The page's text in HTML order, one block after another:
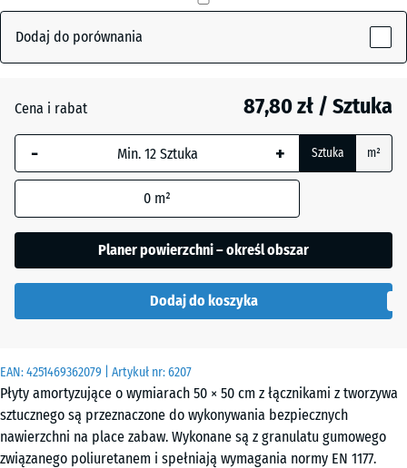
EAN:4251469362079 | Artykuł nr:6207
Płyty amortyzujące o wymiarach 50 × 50 cm z łącznikami z tworzywa
sztucznego są przeznaczone do wykonywania bezpiecznych
nawierzchni na place zabaw. Wykonane są z granulatu gumowego
związanego poliuretanem i spełniają wymagania normy EN 1177.
Zielony
trawiasty(active)
Antracyt
+ 11,70 zł
+ 9,60 zł
ceglasty
Szary
łupkowy
+ 9,60 zł
500
Wybrany,
niebiesko
obramowany
wymiar jest
obliczenia
zapotrzebowania
(chyba że w
danych produktu
50
x
50
x 8
cm
Dodaj do porównania
Cena i rabat 87,80 zł / Sztuka
- + Sztuka m²
0 m²
Planer powierzchni – określ obszar
Dodaj do koszyka